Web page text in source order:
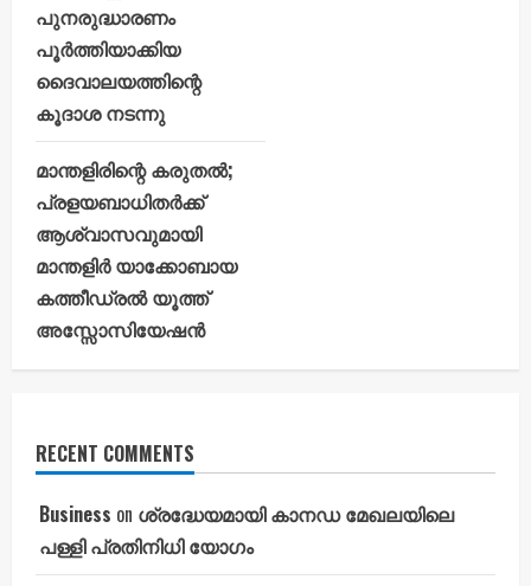
പുനരുദ്ധാരണം
പൂർത്തിയാക്കിയ
ദൈവാലയത്തിന്റെ
കൂദാശ നടന്നു
മാന്തളിരിന്റെ കരുതൽ;
പ്രളയബാധിതർക്ക്
ആശ്വാസവുമായി
മാന്തളിർ യാക്കോബായ
കത്തീഡ്രൽ യൂത്ത്
അസ്സോസിയേഷൻ
RECENT COMMENTS
Business on ശ്രദ്ധേയമായി കാനഡ മേഖലയിലെ
പള്ളി പ്രതിനിധി യോഗം